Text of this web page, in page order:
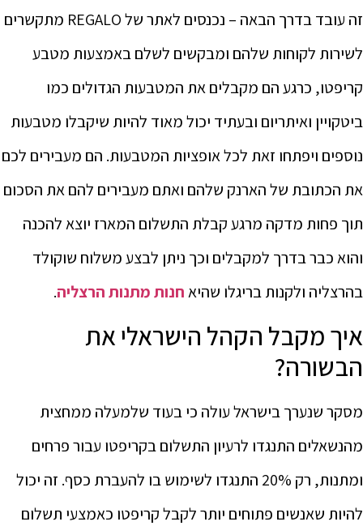
זה עובד בדרך הבאה – נכנסים לאתר של REGALO מתקשרים
לשירות לקוחות שלהם ומבקשים לשלם באמצעות מטבע
קריפטו, כרגע הם מקבלים את המטבעות הגדולים כמו
ביטקויין ואיתריום ובעתיד יכול מאוד להיות שיקבלו מטבעות
נוספים ויפתחו זאת לכל אופציות המטבעות. הם מעבירים לכם
את הכתובת של הארנק שלהם ואתם מעבירים להם את הסכום
תוך פחות מדקה מרגע קבלת התשלום המארז יוצא להכנה
והוא כבר בדרך למקבלים וכך ניתן לבצע משלוח שוקולד
בהרצליה ולקנות בריגלו שהיאחנות מתנות הרצליה.
איך מקבל הקהל הישראלי את
הבשורה?
מסקר שנערך בישראל עולה כי בעוד שלמעלה ממחצית
מהנשאלים התנגדו לרעיון התשלום בקריפטו עבור פרחים
ומתנות, רק 20% התנגדו לשימוש בו להעברת כסף. זה יכול
להיות שאנשים פתוחים יותר לקבל קריפטו כאמצעי תשלום